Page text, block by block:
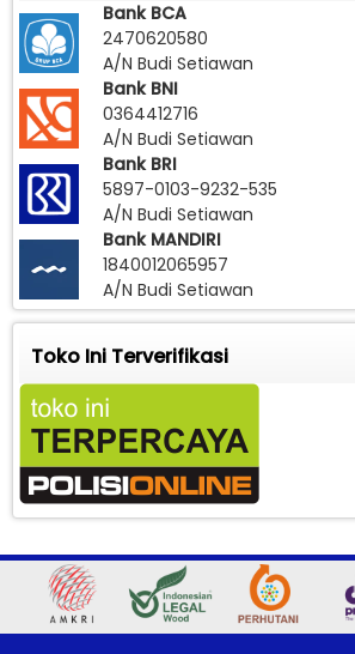
Bank BCA
2470620580
A/N Budi Setiawan
Bank BNI
0364412716
A/N Budi Setiawan
Bank BRI
5897-0103-9232-535
A/N Budi Setiawan
Bank MANDIRI
1840012065957
A/N Budi Setiawan
Toko Ini Terverifikasi